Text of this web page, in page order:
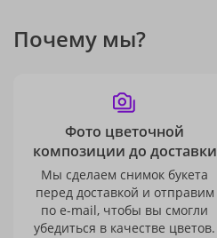
Почему мы?
Фото цветочной
композиции до доставки
Мы сделаем снимок букета
перед доставкой и отправим
по e-mail, чтобы вы смогли
убедиться в качестве цветов.